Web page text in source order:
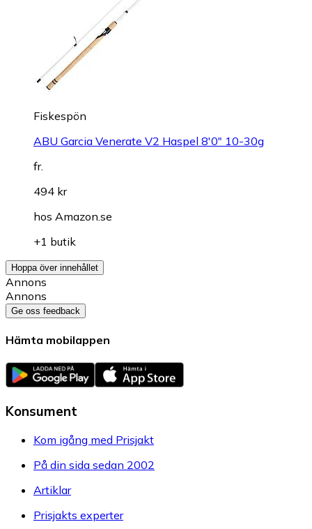
Fiskespön
ABU Garcia Venerate V2 Haspel 8'0" 10-30g
fr.
494 kr
hos Amazon.se
+1 butik
Hoppa över innehållet
Annons
Annons
Ge oss feedback
Hämta mobilappen
Konsument
Kom igång med Prisjakt
På din sida sedan 2002
Artiklar
Prisjakts experter